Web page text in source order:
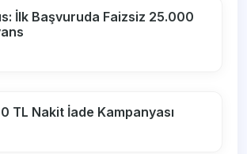
İlk Başvuruda Faizsiz 25.000
TL Nakit İade Kampanyası